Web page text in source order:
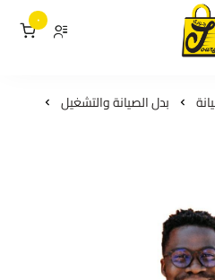
جوري
٠
بدل الصيانة والتشغيل